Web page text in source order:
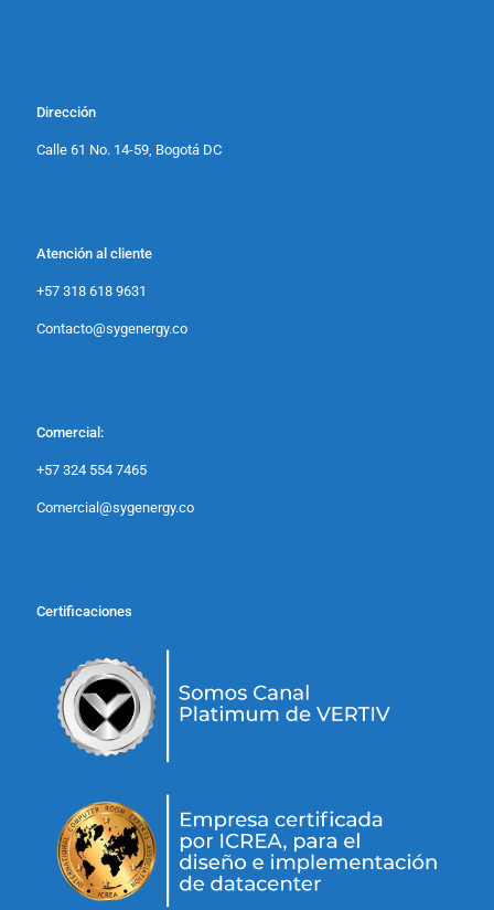
Dirección
Calle 61 No. 14-59, Bogotá DC
Atención al cliente
+57 318 618 9631
Contacto@sygenergy.co
Comercial:
+57 324 554 7465
Comercial@sygenergy.co
Certificaciones